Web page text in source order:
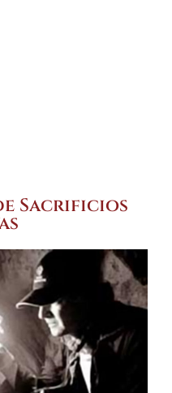
Sacrificios